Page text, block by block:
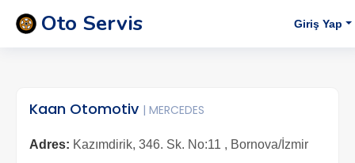
Oto Servis Giriş Yap
Kaan Otomotiv | MERCEDES
Adres: Kazımdirik, 346. Sk. No:11 , Bornova/İzmir